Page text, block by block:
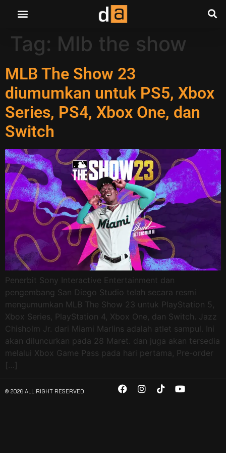
Tag: Mlb the show
MLB The Show 23
diumumkan untuk PS5, Xbox
Series, PS4, Xbox One, dan
Switch
Penerbit Sony Interactive Entertainment dan
pengembang San Diego Studio telah secara resmi
mengumumkan MLB The Show 23 untuk PlayStation 5,
Xbox Series, PlayStation 4, Xbox One, dan Switch. Jazz
Chisholm Jr. dari Miami Marlins adalah atlet sampul. Ini
akan diluncurkan pada 28 Maret. dan juga akan tersedia
melalui Xbox Game Pass pada hari pertama, Pre-order
[…]
© 2026 ALL RIGHT RESERVED